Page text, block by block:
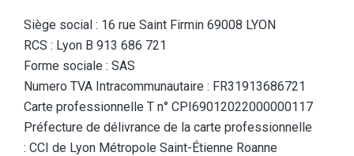
Siège social : 16 rue Saint Firmin 69008 LYON
RCS : Lyon B 913 686 721
Forme sociale : SAS
Numero TVA Intracommunautaire : FR31913686721
Carte professionnelle T n° CPI69012022000000117
Préfecture de délivrance de la carte professionnelle
: CCI de Lyon Métropole Saint-Étienne Roanne